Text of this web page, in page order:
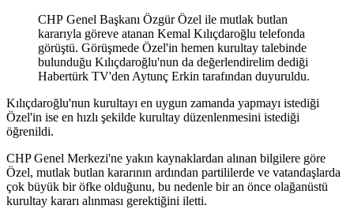
CHP Genel Başkanı Özgür Özel ile mutlak butlan
kararıyla göreve atanan Kemal Kılıçdaroğlu telefonda
görüştü. Görüşmede Özel'in hemen kurultay talebinde
bulunduğu Kılıçdaroğlu'nun da değerlendirelim dediği
Habertürk TV'den Aytunç Erkin tarafından duyuruldu.
Kılıçdaroğlu'nun kurultayı en uygun zamanda yapmayı istediği
Özel'in ise en hızlı şekilde kurultay düzenlenmesini istediği
öğrenildi.
CHP Genel Merkezi'ne yakın kaynaklardan alınan bilgilere göre
Özel, mutlak butlan kararının ardından partililerde ve vatandaşlarda
çok büyük bir öfke olduğunu, bu nedenle bir an önce olağanüstü
kurultay kararı alınması gerektiğini iletti.